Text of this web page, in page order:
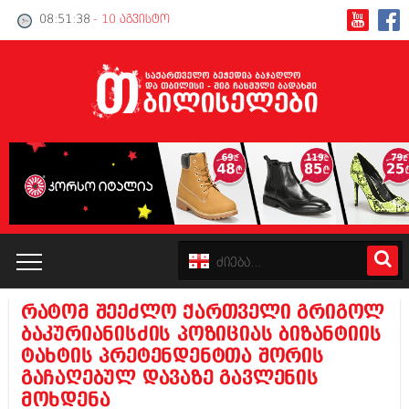
08:51:38 - 10 აგვისტო
კატალოგი
პოლიტიკა
ინტერვიუები
რატომ შეეძლო ქართველი გრიგოლ
ბაკურიანისძის პოზიციას ბიზანტიის
ტახტის პრეტენდენტთა შორის
გაჩაღებულ დავაზე გავლენის
მოხდენა